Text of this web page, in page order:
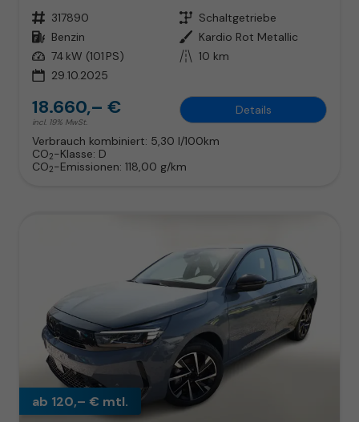
Fahrzeugnr. 317890 Getriebe Schaltgetriebe
Kraftstoff Benzin Außenfarbe Kardio Rot Metallic
Leistung 74 kW (101 PS) Kilometerstand 10 km
29.10.2025
18.660,– €
incl. 19% MwSt.
Details
Verbrauch kombiniert: 5,30 l/100km
CO2-Klasse: D
CO2-Emissionen: 118,00 g/km
ab 120,– € mtl.